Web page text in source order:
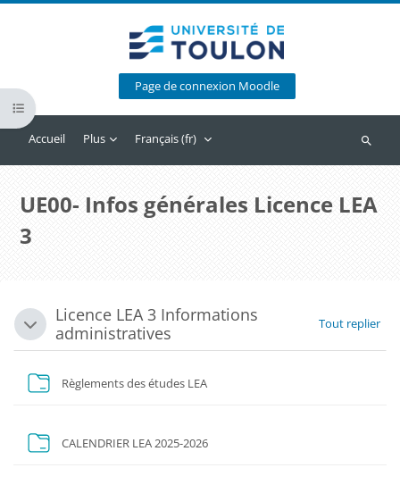
Page de connexion Moodle
Accueil Plus Français ‎(fr)‎
Ouvrir l’index du cours
UE00- Infos générales Licence LEA
3
Blocs
Résumé de section
Replier
Licence LEA 3 Informations
administratives
Tout replier
Règlements des études LEADossier
CALENDRIER LEA 2025-2026Dossier